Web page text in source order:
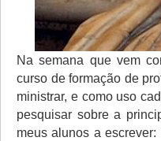
Na semana que vem
curso de formação de
ministrar, e como uso
pesquisar sobre a
meus alunos a